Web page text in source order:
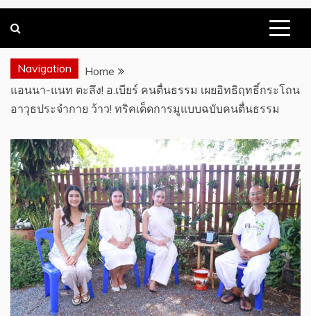
Navigation
Home
แอนนา-แนท ตะลึง! อ.เบียร์ คนตื่นธรรม เผยอิทธิฤทธิ์กระโถน
อาวุธประจำกาย ว้าว! ทริคเด็ดการมูแบบฉบับคนตื่นธรรม